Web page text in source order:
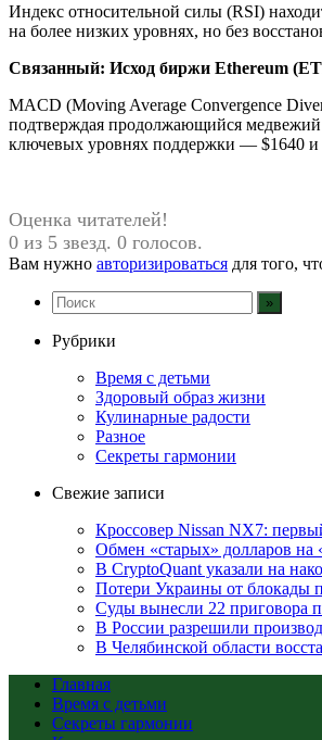
Индекс относительной силы (RSI)
на более низких уровнях, но без
Связанный: Исход биржи Ethereum
MACD (Moving Average Convergence
подтверждая продолжающийся медвежий
ключевых уровнях поддержки — $1640 и
Оценка читателей!
0 из 5 звезд. 0 голосов.
Вам нужно авторизироваться для того,
Рубрики
Время с детьми
Здоровый образ жизни
Кулинарные радости
Разное
Секреты гармонии
Свежие записи
Кроссовер Nissan NX7:
Обмен «старых» долларов на
В CryptoQuant указали на
Потери Украины от блокады
Суды вынесли 22 приговора
В России разрешили
В Челябинской области
Главная
Время с детьми
Секреты гармонии